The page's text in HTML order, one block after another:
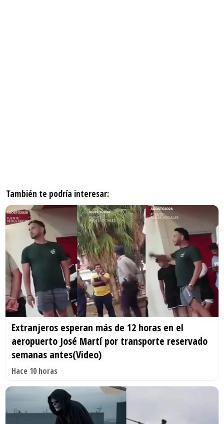
También te podría interesar:
Extranjeros esperan más de 12 horas en el
aeropuerto José Martí por transporte reservado
semanas antes(Video)
Hace 10 horas